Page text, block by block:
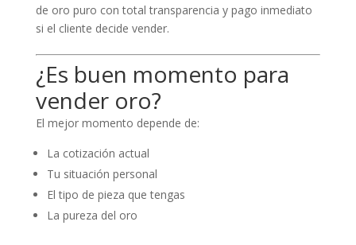
de oro puro con total transparencia y pago inmediato
si el cliente decide vender.
¿Es buen momento para
vender oro?
El mejor momento depende de:
La cotización actual
Tu situación personal
El tipo de pieza que tengas
La pureza del oro